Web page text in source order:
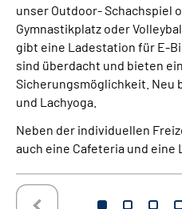
unser Outdoor- Schachspiel
Gymnastikplatz oder
gibt eine Ladestation für E-
sind überdacht und bieten
Sicherungsmöglichkeit. Neu
und Lachyoga.
Neben der individuellen
auch eine Cafeteria und eine